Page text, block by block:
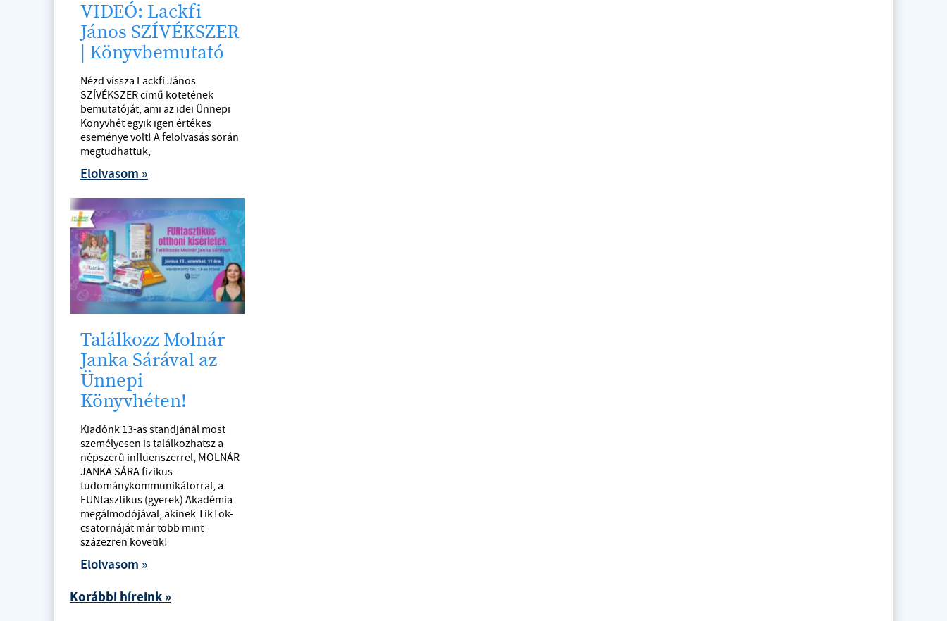
VIDEÓ: Lackfi
János SZÍVÉKSZER
| Könyvbemutató
Nézd vissza Lackfi János
SZÍVÉKSZER című kötetének
bemutatóját, ami az idei Ünnepi
Könyvhét egyik igen értékes
eseménye volt! A felolvasás során
megtudhattuk,
Elolvasom »
Találkozz Molnár
Janka Sárával az
Ünnepi
Könyvhéten!
Kiadónk 13-as standjánál most
személyesen is találkozhatsz a
népszerű influenszerrel, MOLNÁR
JANKA SÁRA fizikus-
tudománykommunikátorral, a
FUNtasztikus (gyerek) Akadémia
megálmodójával, akinek TikTok-
csatornáját már több mint
százezren követik!
Elolvasom »
Korábbi híreink »